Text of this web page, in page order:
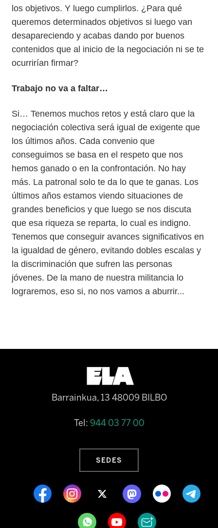
los objetivos. Y luego cumplirlos. ¿Para qué
queremos determinados objetivos si luego van
desapareciendo y acabas dando por buenos
contenidos que al inicio de la negociación ni se te
ocurrirían firmar?
Trabajo no va a faltar…
Si… Tenemos muchos retos y está claro que la
negociación colectiva será igual de exigente que
los últimos años. Cada convenio que
conseguimos se basa en el respeto que nos
hemos ganado o en la confrontación. No hay
más. La patronal solo te da lo que te ganas. Los
últimos años estamos viendo situaciones de
grandes beneficios y que luego se nos discuta
que esa riqueza se reparta, lo cual es indigno.
Tenemos que conseguir avances significativos en
la igualdad de género, evitando dobles escalas y
la discriminación que sufren las personas
jóvenes. De la mano de nuestra militancia lo
lograremos, eso si, no nos vamos a aburrir...
Barrainkua, 13 48009 BILBO
Tel: 944 03 77 00
SEDES